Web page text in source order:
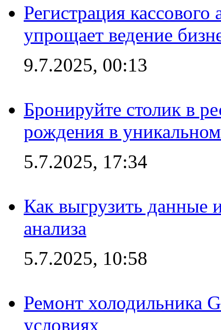
Регистрация
упрощает ведение
9.7.2025, 00:13
Бронируйте столик в
рождения в
5.7.2025, 17:34
Как выгрузить данные
анализа
5.7.2025, 10:58
Ремонт холодильника
условиях